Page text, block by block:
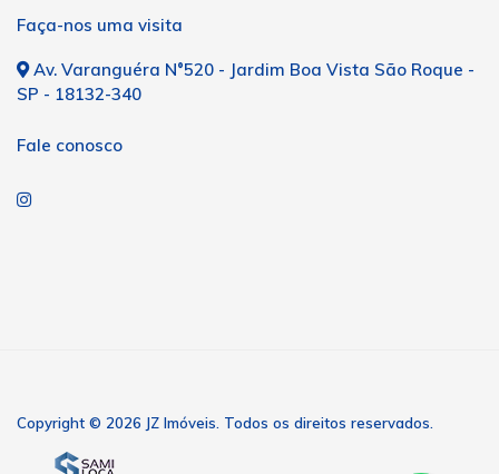
Faça-nos uma visita
Av. Varanguéra N°520 - Jardim Boa Vista São Roque -
SP - 18132-340
Fale conosco
Copyright © 2026 JZ Imóveis. Todos os direitos reservados.